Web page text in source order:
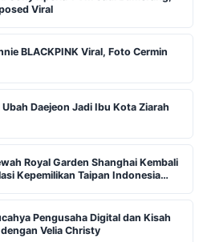
Viral
BLACKPINK Viral, Foto Cermin
Ubah Daejeon Jadi Ibu Kota Ziarah
Royal Garden Shanghai Kembali
Kepemilikan Taipan Indonesia
Pengusaha Digital dan Kisah
Velia Christy